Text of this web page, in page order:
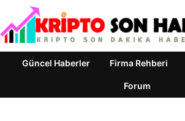
Güncel Haberler Firma Rehberi
Forum